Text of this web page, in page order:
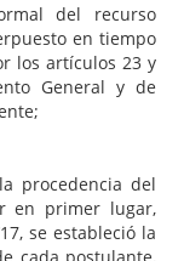
del recurso
en tiempo
los artículos 23 y
General y de
procedencia del
en primer lugar,
se estableció la